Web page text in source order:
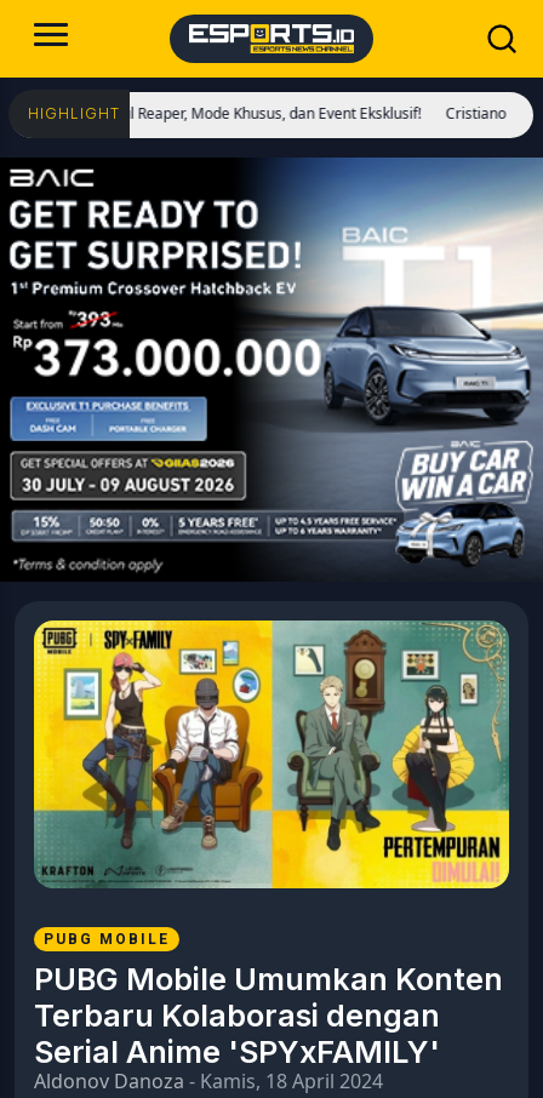
HIGHLIGHT
Soul Reaper, Mode Khusus, dan Event Eksklusif! Cristiano Ronaldo
PUBG MOBILE
PUBG Mobile Umumkan Konten
Terbaru Kolaborasi dengan
Serial Anime 'SPYxFAMILY'
Aldonov Danoza - Kamis, 18 April 2024